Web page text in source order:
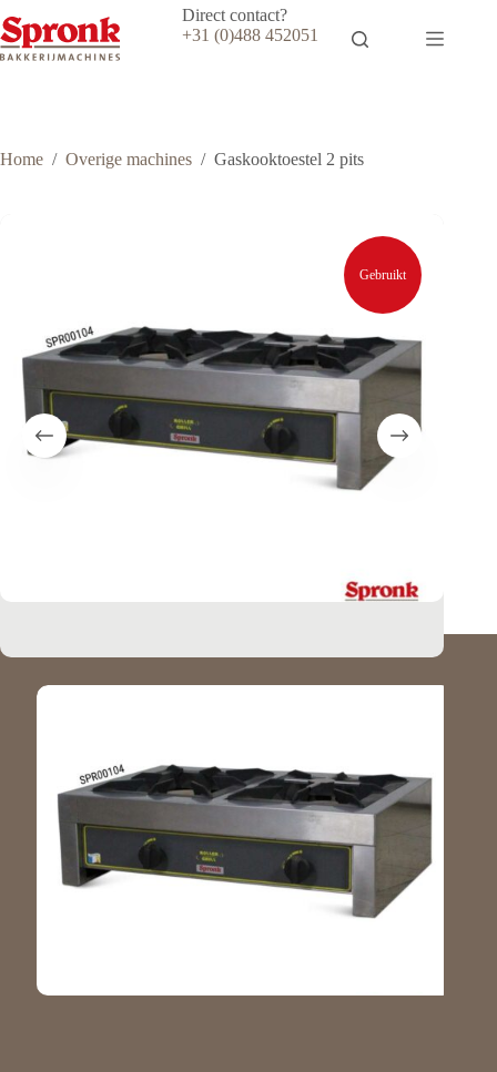
naar
de
Direct contact?
+31 (0)488 452051
Home / Overige machines / Gaskooktoestel 2 pits
Gebruikt